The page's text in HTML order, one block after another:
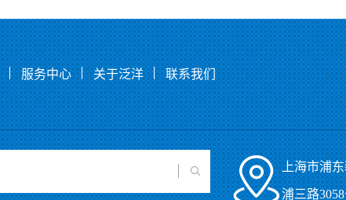
服务中心 关于泛洋 联系我们
上海市浦
浦三路